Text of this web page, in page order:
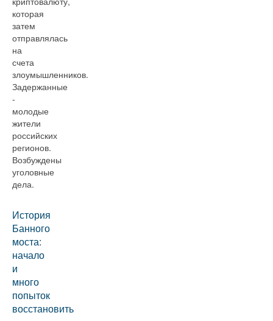
которая
затем
отправлялась
на
счета
злоумышленников.
Задержанные
-
молодые
жители
российских
регионов.
Возбуждены
уголовные
дела.
История
Банного
моста:
начало
и
много
попыток
восстановить